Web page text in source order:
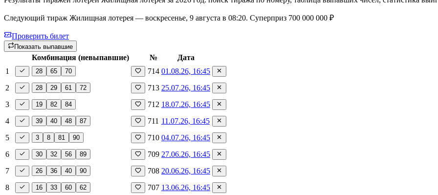
Следующий тираж Жилищная лотерея — воскресенье, 9 августа в 08:20. Суперприз 700 000 000 ₽
Проверить билет
Показать выпавшие
Комбинация (невыпавшие) №
Дата
1
28 65 70 714 01.08.26, 16:45
2
28 29 61 72 713 25.07.26, 16:45
3
19 82 84 712 18.07.26, 16:45
4
39 40 48 87 711 11.07.26, 16:45
5
3 8 81 90 710 04.07.26, 16:45
6
30 32 56 89 709 27.06.26, 16:45
7
26 36 40 90 708 20.06.26, 16:45
8
16 33 60 62 707 13.06.26, 16:45